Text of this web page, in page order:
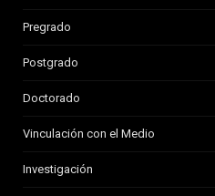
Pregrado
Postgrado
Doctorado
Vinculación con el Medio
Investigación